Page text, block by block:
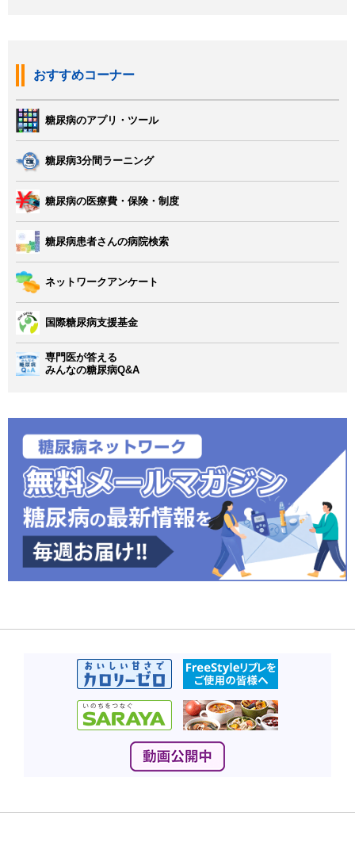
おすすめコーナー
糖尿病のアプリ・ツール
糖尿病3分間ラーニング
糖尿病の医療費・保険・制度
糖尿病患者さんの病院検索
ネットワークアンケート
国際糖尿病支援基金
専門医が答える
みんなの糖尿病Q&A